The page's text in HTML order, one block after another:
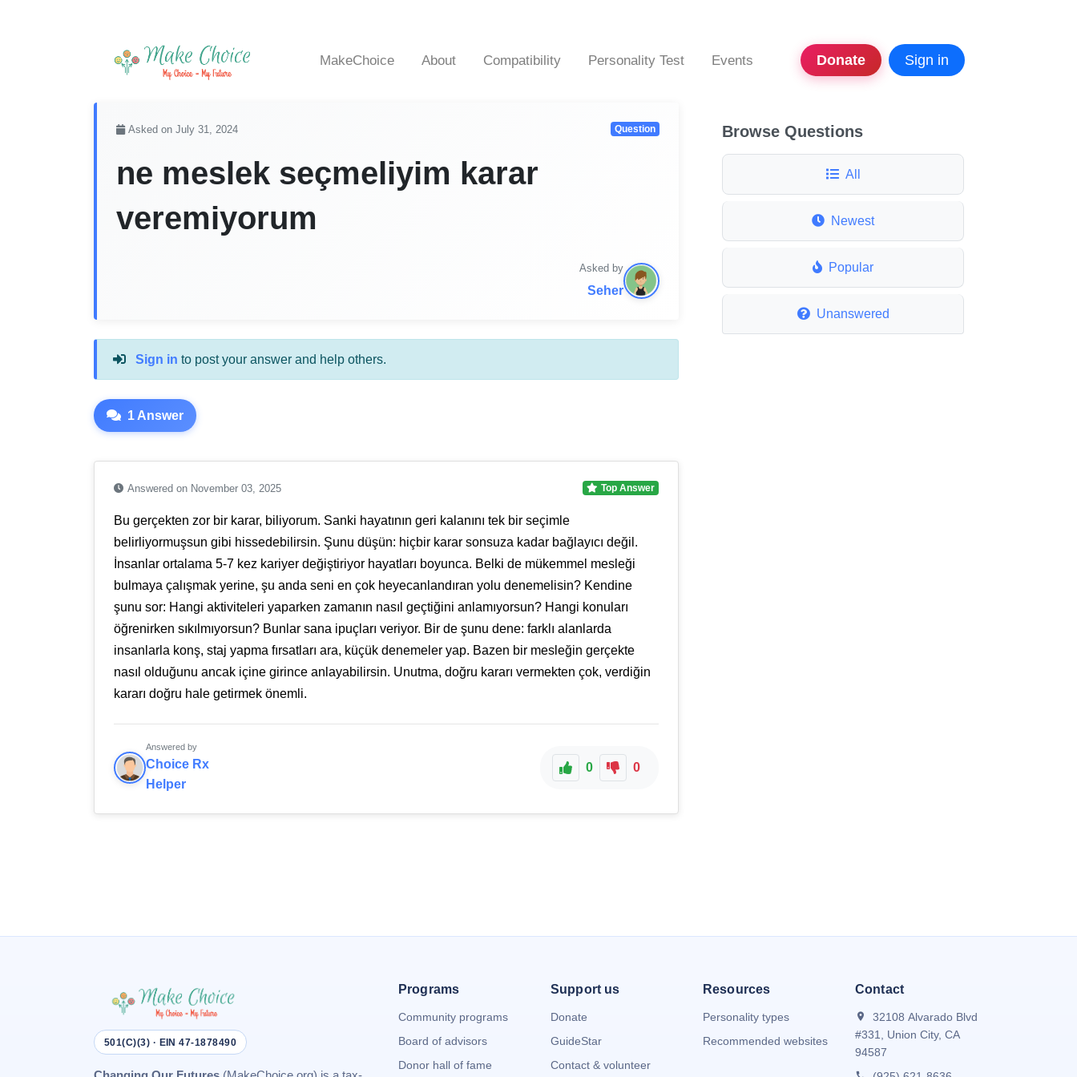
MakeChoice About Compatibility Personality Test Events Donate Sign in
Browse Questions
All
Newest
Popular
Unanswered
Asked on July 31, 2024 Question
ne meslek seçmeliyim karar
veremiyorum
Asked by
Seher
Sign in to post your answer and help others.
1 Answer
Answered on November 03, 2025 Top Answer
Bu gerçekten zor bir karar, biliyorum. Sanki hayatının geri kalanını tek bir seçimle
belirliyormuşsun gibi hissedebilirsin. Şunu düşün: hiçbir karar sonsuza kadar bağlayıcı değil.
İnsanlar ortalama 5-7 kez kariyer değiştiriyor hayatları boyunca. Belki de mükemmel mesleği
bulmaya çalışmak yerine, şu anda seni en çok heyecanlandıran yolu denemelisin? Kendine
şunu sor: Hangi aktiviteleri yaparken zamanın nasıl geçtiğini anlamıyorsun? Hangi konuları
öğrenirken sıkılmıyorsun? Bunlar sana ipuçları veriyor. Bir de şunu dene: farklı alanlarda
insanlarla konş, staj yapma fırsatları ara, küçük denemeler yap. Bazen bir mesleğin gerçekte
nasıl olduğunu ancak içine girince anlayabilirsin. Unutma, doğru kararı vermekten çok, verdiğin
kararı doğru hale getirmek önemli.
Answered by
Choice Rx
Helper
0 0
501(C)(3) · EIN 47-1878490
Programs
Community programs
Board of advisors
Donor hall of fame
Support us
Donate
GuideStar
Contact & volunteer
Resources
Personality types
Recommended websites
Contact
32108 Alvarado Blvd
#331, Union City, CA
94587